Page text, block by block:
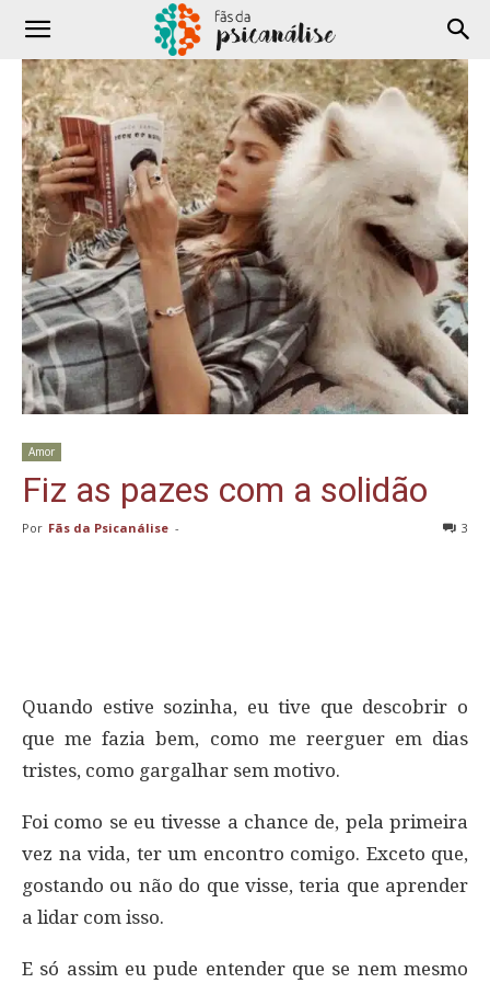
Amor
Fiz as pazes com a solidão
Por Fãs da Psicanálise - 3
Quando estive sozinha, eu tive que descobrir o
que me fazia bem, como me reerguer em dias
tristes, como gargalhar sem motivo.
Foi como se eu tivesse a chance de, pela primeira
vez na vida, ter um encontro comigo. Exceto que,
gostando ou não do que visse, teria que aprender
a lidar com isso.
E só assim eu pude entender que se nem mesmo